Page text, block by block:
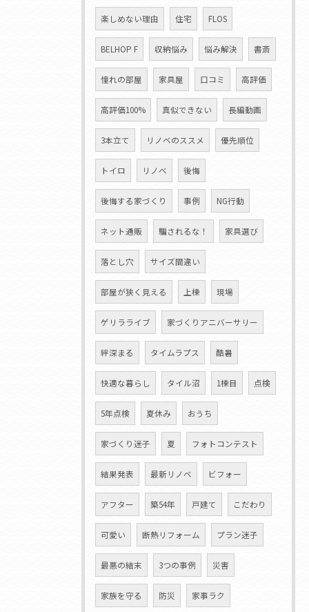
楽しめない理由 住宅 FLOS
BELHOP F 収納悩み 悩み解決 書斎
憧れの部屋 家具屋 口コミ 高評価
高評価100% 真似できない 長編動画
3本立て リノベのススメ 優先順位
トイロ リノベ 後悔
後悔する家づくり 事例 NG行動
ネット通販 騙されるな！ 家具選び
落とし穴 サイズ間違い
部屋が狭く見える 上棟 現場
ゲリラライブ 家づくりアニバーサリー
絆深まる タイムラプス 酷暑
快適な暮らし タイル沼 1棟目 点検
5年点検 夏休み おうち
家づくり迷子 夏 フォトコンテスト
結果発表 最新リノベ ビフォー
アフター 築54年 戸建て こだわり
可愛い 断熱リフォーム プラン迷子
最悪の結末 3つの事例 災害
家族を守る 防災 家事ラク